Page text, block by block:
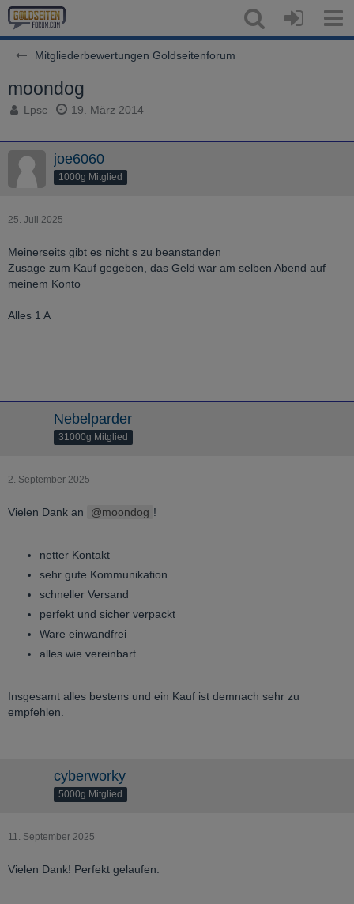
Mitgliederbewertungen Goldseitenforum
moondog
Lpsc 19. März 2014
joe6060
1000g Mitglied
25. Juli 2025
Meinerseits gibt es nicht s zu beanstanden
Zusage zum Kauf gegeben, das Geld war am selben Abend auf
meinem Konto
Alles 1 A
Nebelparder
31000g Mitglied
2. September 2025
Vielen Dank an moondog !
netter Kontakt
sehr gute Kommunikation
schneller Versand
perfekt und sicher verpackt
Ware einwandfrei
alles wie vereinbart
Insgesamt alles bestens und ein Kauf ist demnach sehr zu
empfehlen.
cyberworky
5000g Mitglied
11. September 2025
Vielen Dank! Perfekt gelaufen.